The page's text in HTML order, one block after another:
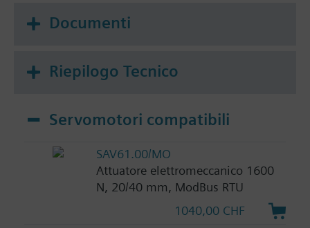
Documenti
Riepilogo Tecnico
Servomotori compatibili
SAV61.00/MO
Attuatore elettromeccanico 1600
N, 20/40 mm, ModBus RTU
1040,00 CHF